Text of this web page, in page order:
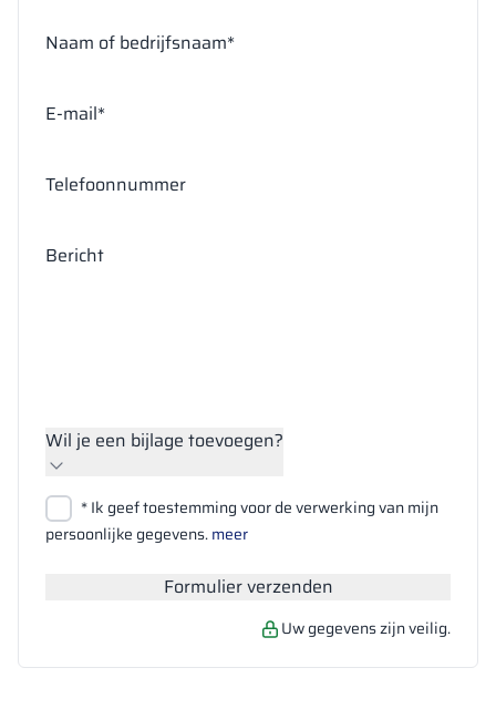
Naam of bedrijfsnaam*
E-mail*
Telefoonnummer
Bericht
Wil je een bijlage toevoegen?
Bestanden bijvoegen
Zoeken
* Ik geef toestemming voor de verwerking van mijn
persoonlijke gegevens.meer
Formulier verzenden
Uw gegevens zijn veilig.